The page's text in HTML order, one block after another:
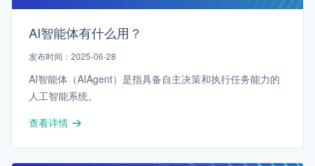
AI智能体有什么用？
发布时间：2025-06-28
AI智能体（AIAgent）是指具备自主决策和执行任务能力的
人工智能系统。
查看详情